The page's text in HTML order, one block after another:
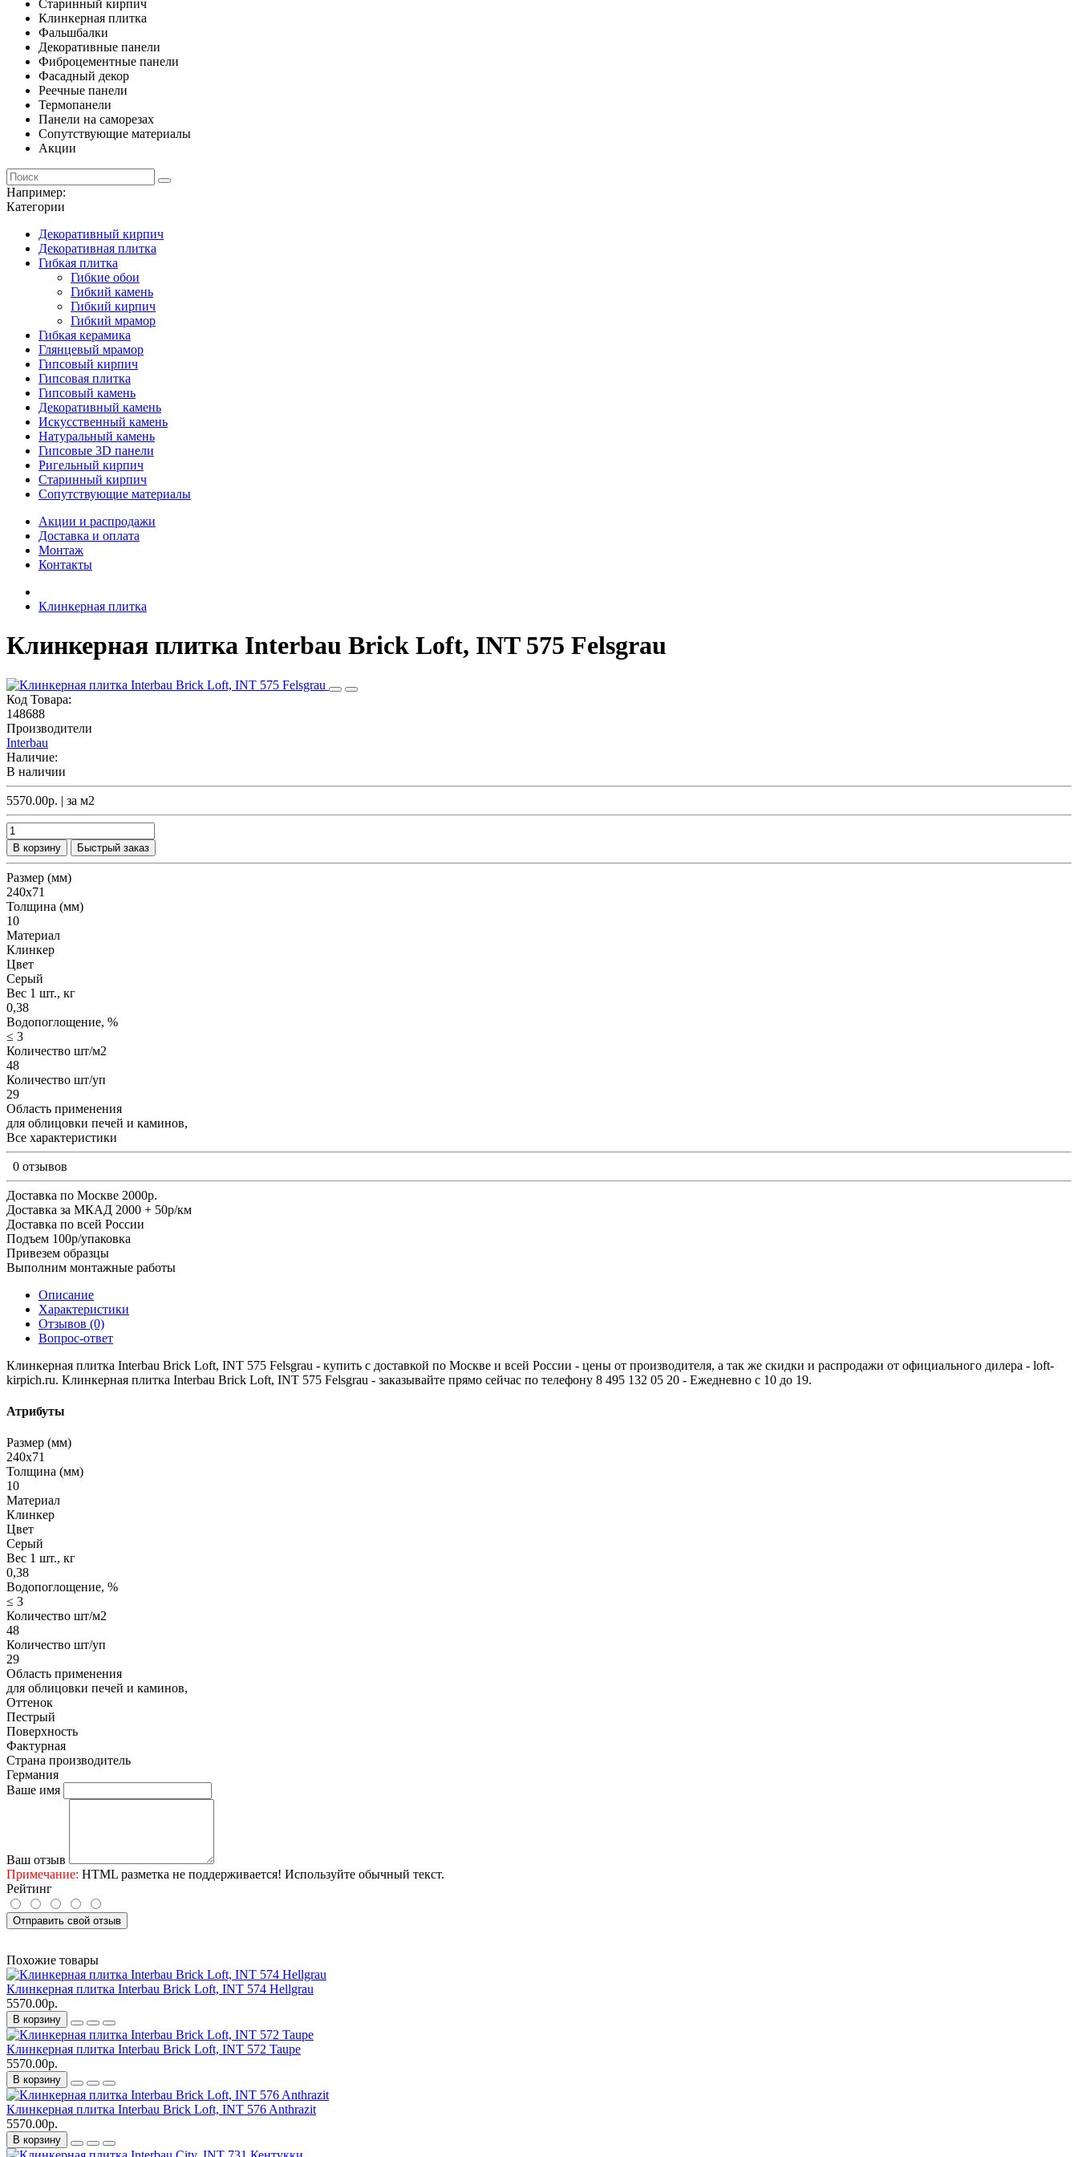
Старинный кирпич
Клинкерная плитка
Фальшбалки
Декоративные панели
Фиброцементные панели
Фасадный декор
Реечные панели
Термопанели
Панели на саморезах
Сопутствующие материалы
Акции
Например:
Категории
Декоративный кирпич
Декоративная плитка
Гибкая плитка
Гибкие обои
Гибкий камень
Гибкий кирпич
Гибкий мрамор
Гибкая керамика
Глянцевый мрамор
Гипсовый кирпич
Гипсовая плитка
Гипсовый камень
Декоративный камень
Искусственный камень
Натуральный камень
Гипсовые 3D панели
Ригельный кирпич
Старинный кирпич
Сопутствующие материалы
Акции и распродажи
Доставка и оплата
Монтаж
Контакты
Клинкерная плитка
Клинкерная плитка Interbau Brick Loft, INT 575 Felsgrau
Код Товара:
148688
Производители
Interbau
Наличие:
В наличии
5570.00р. | за м2
В корзину Быстрый заказ
Размер (мм)
240х71
Толщина (мм)
10
Материал
Клинкер
Цвет
Серый
Вес 1 шт., кг
0,38
Водопоглощение, %
≤ 3
Количество шт/м2
48
Количество шт/уп
29
Область применения
для облицовки печей и каминов,
Все характеристики
0 отзывов
Доставка по Москве 2000р.
Доставка за МКАД 2000 + 50р/км
Доставка по всей России
Подъем 100р/упаковка
Привезем образцы
Выполним монтажные работы
Описание
Характеристики
Отзывов (0)
Вопрос-ответ
Клинкерная плитка Interbau Brick Loft, INT 575 Felsgrau - купить с доставкой по Москве и всей России - цены от производителя, а так же скидки и распродажи от официального дилера - loft-
kirpich.ru. Клинкерная плитка Interbau Brick Loft, INT 575 Felsgrau - заказывайте прямо сейчас по телефону 8 495 132 05 20 - Ежедневно с 10 до 19.
Атрибуты
Размер (мм)
240х71
Толщина (мм)
10
Материал
Клинкер
Цвет
Серый
Вес 1 шт., кг
0,38
Водопоглощение, %
≤ 3
Количество шт/м2
48
Количество шт/уп
29
Область применения
для облицовки печей и каминов,
Оттенок
Пестрый
Поверхность
Фактурная
Страна производитель
Германия
Ваше имя
Ваш отзыв
Примечание: HTML разметка не поддерживается! Используйте обычный текст.
Рейтинг
Отправить свой отзыв
Похожие товары
Клинкерная плитка Interbau Brick Loft, INT 574 Hellgrau
5570.00р.
В корзину
Клинкерная плитка Interbau Brick Loft, INT 572 Taupe
5570.00р.
В корзину
Клинкерная плитка Interbau Brick Loft, INT 576 Anthrazit
5570.00р.
В корзину